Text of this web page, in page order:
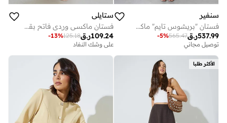
سنفير
فستان "بريشوس تايم" ماكسي من الشيفون باللون المشمشي مزين بتطبيقات الزهور
ر.ق537.99
565.47
-5%
توصيل مجاني
ستايلي
فستان ماكسي وردي فاتح بقصة A مع كاب قصير قابل للإزالة
ر.ق109.24
125.18
-13%
على وشك النفاد
الأكثر طلبا